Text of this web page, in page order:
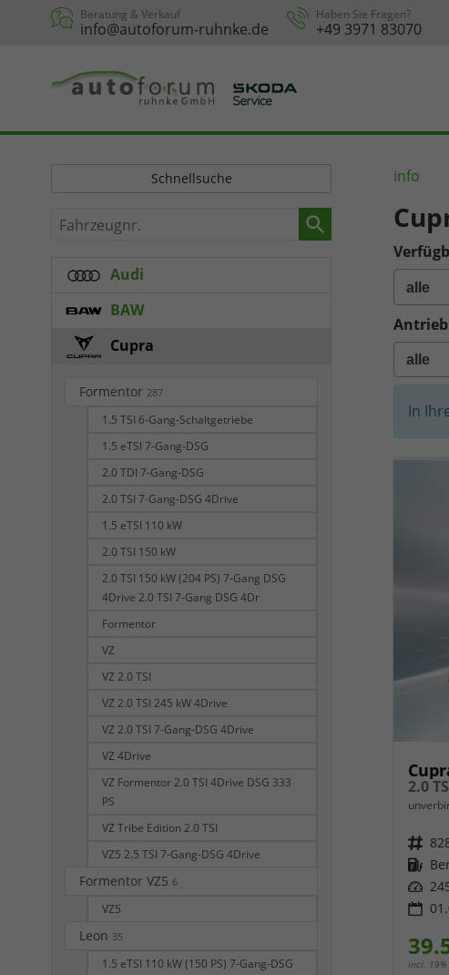
Beratung & Verkauf
info@autoforum-ruhnke.de
Haben Sie Fragen?
+49 3971 83070
info
Antrieb
In
Fahrzeugnr.
Kraftstoff
Leistung
incl. 19%
Schnellsuche
Fahrzeugnr.
Audi
BAW
Cupra
Formentor 287
1.5 TSI 6-Gang-Schaltgetriebe
1.5 eTSI 7-Gang-DSG
2.0 TDI 7-Gang-DSG
2.0 TSI 7-Gang-DSG 4Drive
1.5 eTSI 110 kW
2.0 TSI 150 kW
2.0 TSI 150 kW (204 PS) 7-Gang DSG
4Drive 2.0 TSI 7-Gang DSG 4Dr
Formentor
VZ
VZ 2.0 TSI
VZ 2.0 TSI 245 kW 4Drive
VZ 2.0 TSI 7-Gang-DSG 4Drive
VZ 4Drive
VZ Formentor 2.0 TSI 4Drive DSG 333
PS
VZ Tribe Edition 2.0 TSI
VZ5 2.5 TSI 7-Gang-DSG 4Drive
Formentor VZ5 6
VZ5
Leon 35
1.5 eTSI 110 kW (150 PS) 7-Gang-DSG